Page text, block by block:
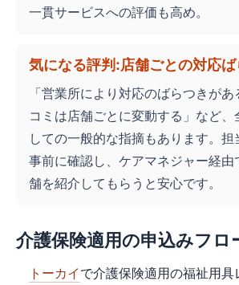
一貫サービスへの評価も高め。
気になる評判:店舗ごとの対応ば
「営業所により対応のばらつきが
コミは店舗ごとに変動する」など、
しての一般的な指摘もあります。
事前に確認し、ケアマネジャー経
舗を紹介してもらうと安心です。
介護保険適用の申込みフロ
トーカイで介護保険適用の福祉用具